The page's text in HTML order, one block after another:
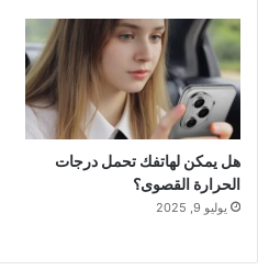
هل يمكن لهاتفك تحمل درجات
الحرارة القصوى؟
يوليو 9, 2025